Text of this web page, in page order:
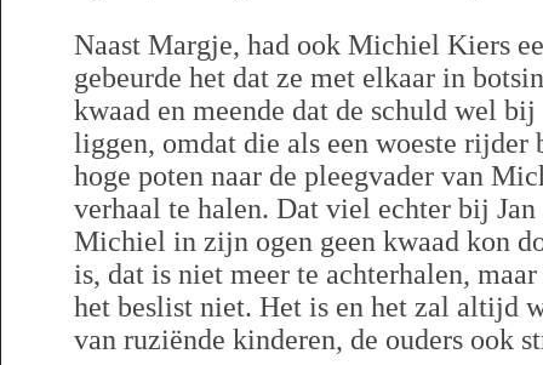
Naast Margje, had ook Michiel Kiers
gebeurde het dat ze met elkaar in
kwaad en meende dat de schuld wel
liggen, omdat die als een woeste rijder
hoge poten naar de pleegvader van
verhaal te halen. Dat viel echter bij
Michiel in zijn ogen geen kwaad kon
is, dat is niet meer te achterhalen,
het beslist niet. Het is en het zal altijd
van ruziënde kinderen, de ouders ook